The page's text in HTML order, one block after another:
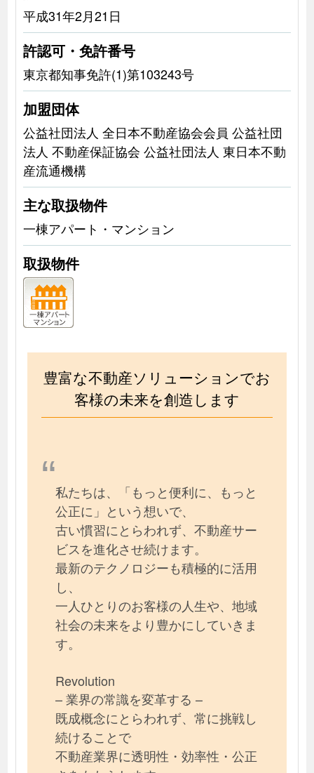
平成31年2月21日
許認可・免許番号
東京都知事免許(1)第103243号
加盟団体
公益社団法人 全日本不動産協会会員 公益社団
法人 不動産保証協会 公益社団法人 東日本不動
産流通機構
主な取扱物件
一棟アパート・マンション
取扱物件
豊富な不動産ソリューションでお
客様の未来を創造します
私たちは、「もっと便利に、もっと
公正に」という想いで、
古い慣習にとらわれず、不動産サー
ビスを進化させ続けます。
最新のテクノロジーも積極的に活用
し、
一人ひとりのお客様の人生や、地域
社会の未来をより豊かにしていきま
す。
Revolution
– 業界の常識を変革する –
既成概念にとらわれず、常に挑戦し
続けることで
不動産業界に透明性・効率性・公正